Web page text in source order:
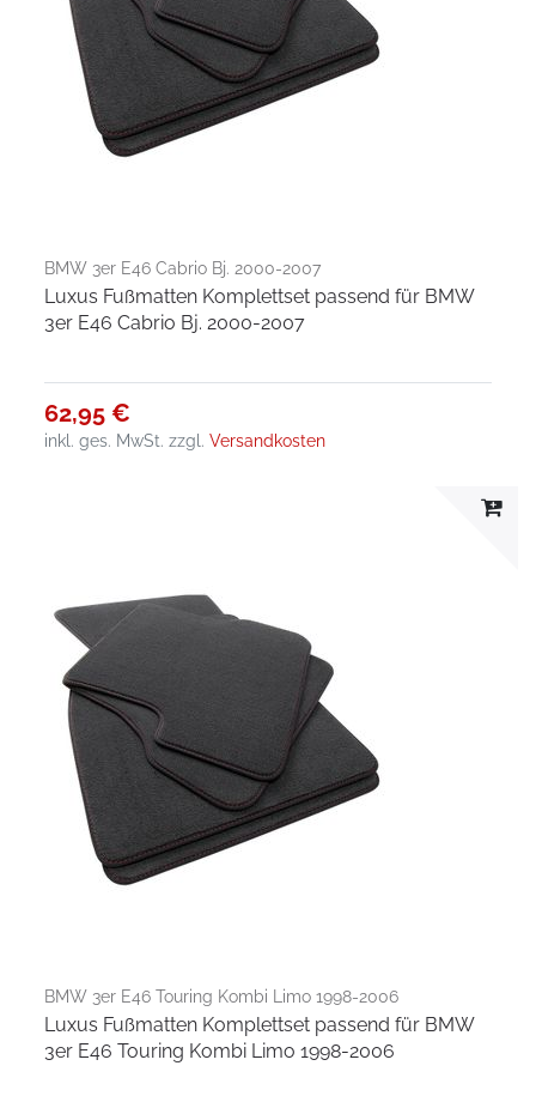
BMW 3er E46 Cabrio Bj. 2000-2007
Luxus Fußmatten Komplettset passend für BMW
3er E46 Cabrio Bj. 2000-2007
62,95 €
inkl. ges. MwSt. zzgl.Versandkosten
BMW 3er E46 Touring Kombi Limo 1998-2006
Luxus Fußmatten Komplettset passend für BMW
3er E46 Touring Kombi Limo 1998-2006